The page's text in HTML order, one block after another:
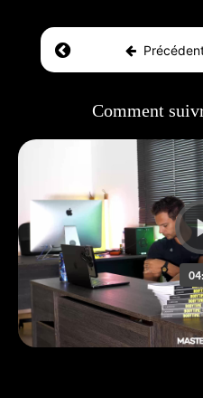
Return to
Masterlife
Comment